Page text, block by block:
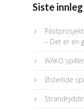
Siste
– Det er en
WAKO
Østerlide